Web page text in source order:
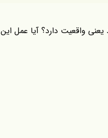
واقعیت دارد؟ آیا عمل این